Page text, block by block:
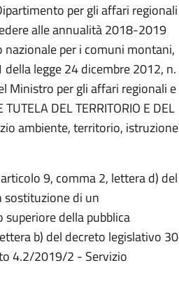
per gli affari regionali
alle annualità 2018-2019
per i comuni montani,
legge 24 dicembre 2012, n.
Ministro per gli affari regionali e
DEL TERRITORIO E DEL
ambiente, territorio, istruzione
9, comma 2, lettera d) del
sostituzione di un
superiore della pubblica
b) del decreto legislativo 30
4.2/2019/2 - Servizio